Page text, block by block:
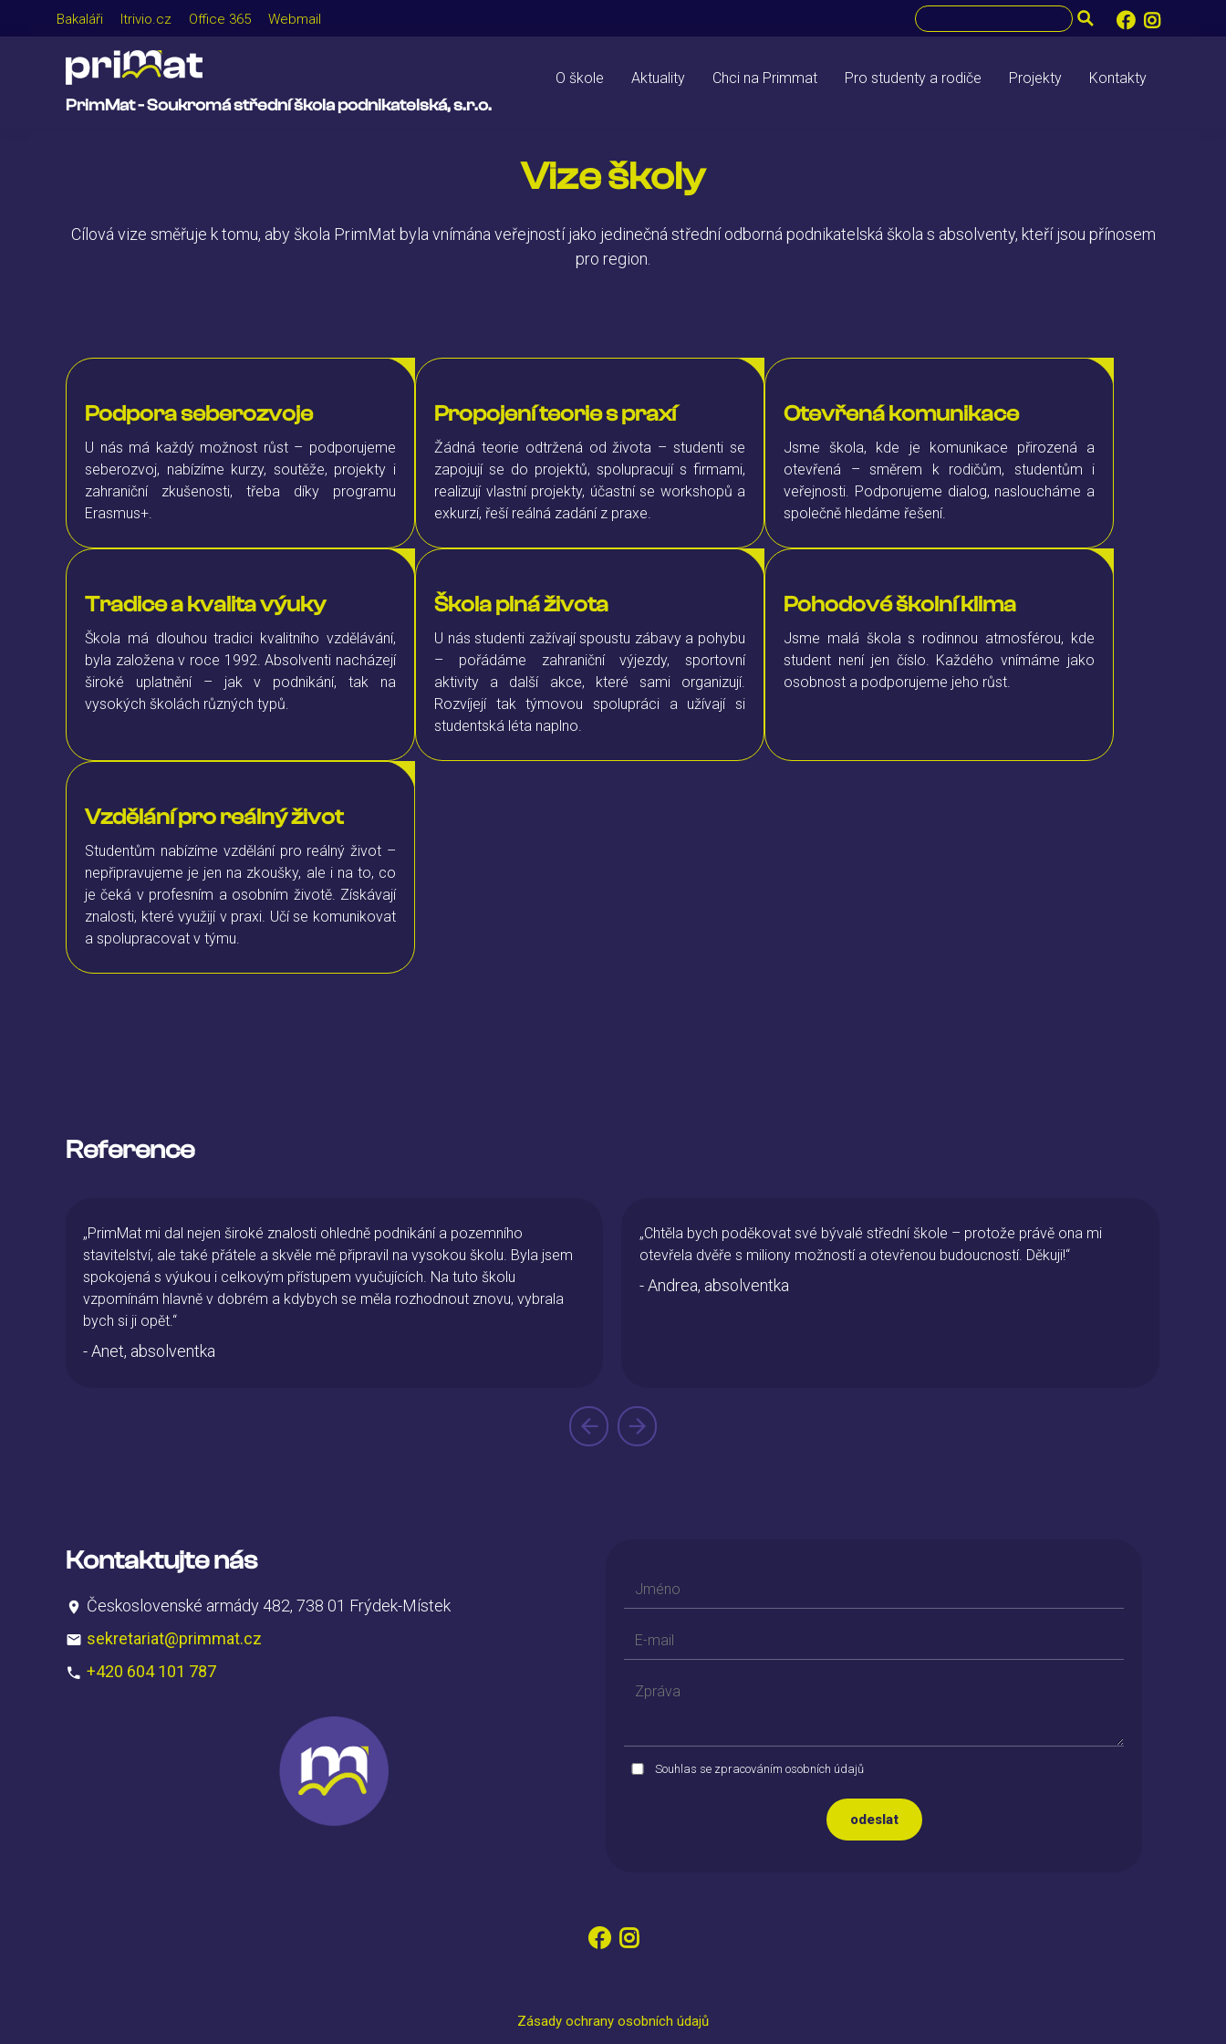
Bakaláři Itrivio.cz Office 365 Webmail
PrimMat - Soukromá střední škola podnikatelská, s.r.o.
O škole Aktuality Chci na Primmat Pro studenty a rodiče Projekty Kontakty
Vize školy
Cílová vize směřuje k tomu, aby škola PrimMat byla vnímána veřejností jako jedinečná střední odborná podnikatelská škola s absolventy, kteří jsou přínosem
pro region.
Podpora seberozvoje
U nás má každý možnost růst – podporujeme
seberozvoj, nabízíme kurzy, soutěže, projekty i
zahraniční zkušenosti, třeba díky programu
Erasmus+.
Propojení teorie s praxí
Žádná teorie odtržená od života – studenti se
zapojují se do projektů, spolupracují s firmami,
realizují vlastní projekty, účastní se workshopů a
exkurzí, řeší reálná zadání z praxe.
Otevřená komunikace
Jsme škola, kde je komunikace přirozená a
otevřená – směrem k rodičům, studentům i
veřejnosti. Podporujeme dialog, nasloucháme a
společně hledáme řešení.
Tradice a kvalita výuky
Škola má dlouhou tradici kvalitního vzdělávání,
byla založena v roce 1992. Absolventi nacházejí
široké uplatnění – jak v podnikání, tak na
vysokých školách různých typů.
Škola plná života
U nás studenti zažívají spoustu zábavy a pohybu
– pořádáme zahraniční výjezdy, sportovní
aktivity a další akce, které sami organizují.
Rozvíjejí tak týmovou spolupráci a užívají si
studentská léta naplno.
Pohodové školní klima
Jsme malá škola s rodinnou atmosférou, kde
student není jen číslo. Každého vnímáme jako
osobnost a podporujeme jeho růst.
Vzdělání pro reálný život
Studentům nabízíme vzdělání pro reálný život –
nepřipravujeme je jen na zkoušky, ale i na to, co
je čeká v profesním a osobním životě. Získávají
znalosti, které využijí v praxi. Učí se komunikovat
a spolupracovat v týmu.
Reference
„PrimMat mi dal nejen široké znalosti ohledně podnikání a pozemního
stavitelství, ale také přátele a skvěle mě připravil na vysokou školu. Byla jsem
spokojená s výukou i celkovým přístupem vyučujících. Na tuto školu
vzpomínám hlavně v dobrém a kdybych se měla rozhodnout znovu, vybrala
bych si ji opět.“
- Anet, absolventka
„Chtěla bych poděkovat své bývalé střední škole – protože právě ona mi
otevřela dvěře s miliony možností a otevřenou budoucností. Děkuji!“
- Andrea, absolventka
Kontaktujte nás
Československé armády 482, 738 01 Frýdek-Místek
sekretariat@primmat.cz
+420 604 101 787
Souhlas se zpracováním osobních údajů
Zásady ochrany osobních údajů